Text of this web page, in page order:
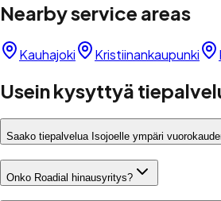
Nearby service areas
Kauhajoki Kristiinankaupunki
Usein kysyttyä
Saako tiepalvelua Isojoelle ympäri
Onko Roadial hinausyritys?